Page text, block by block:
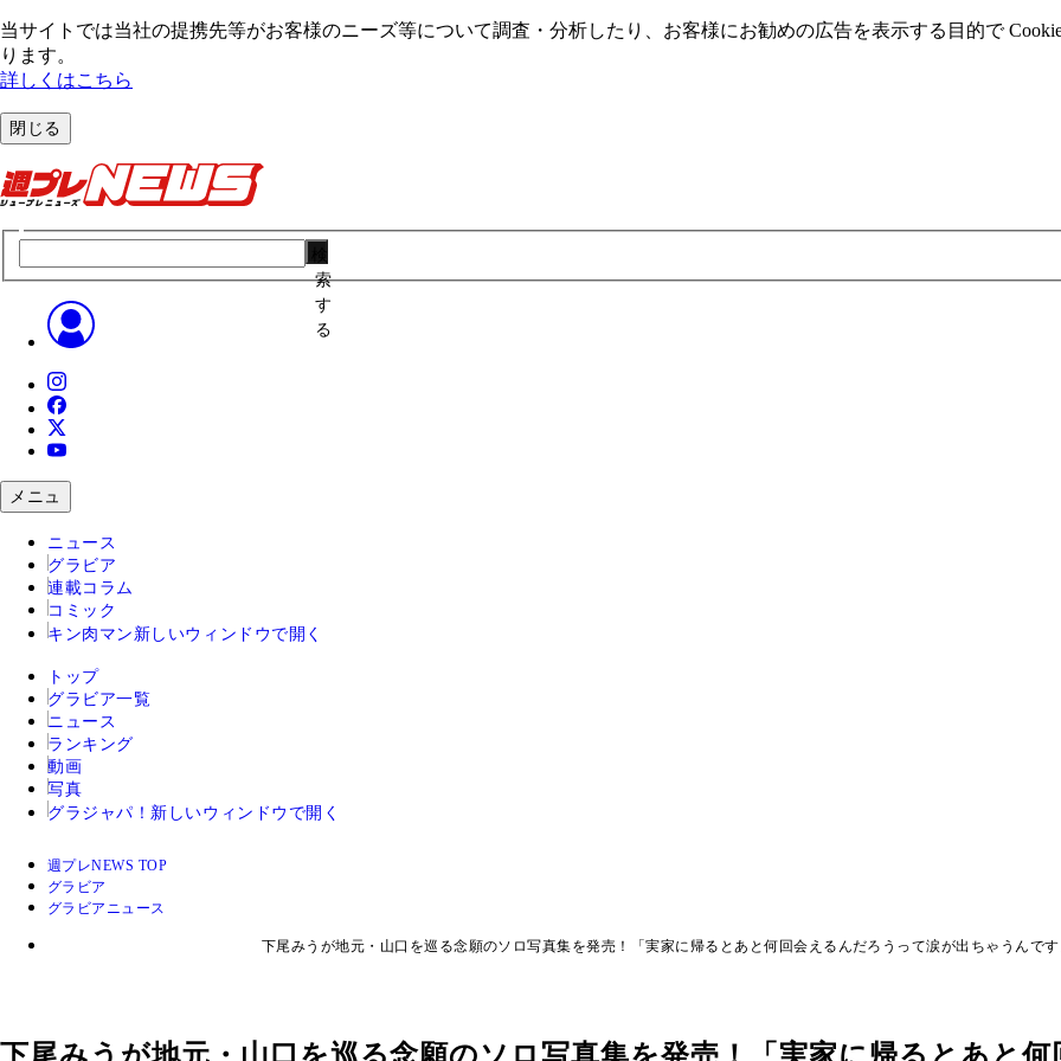
当サイトでは当社の提携先等がお客様のニーズ等について調査・分析したり、お客様にお勧めの広告を表⽰する⽬的で
ります。
詳しくはこちら
閉じる
索
す
る
メニュ
ニュース
グラビア
連載コラム
コミック
キン肉マン 新しいウィンドウで開く
トップ
グラビア一覧
ニュース
ランキング
動画
写真
グラジャパ！ 新しいウィンドウで開く
週プレNEWS TOP
グラビア
グラビアニュース
下尾みうが地元・山口を巡る念願のソロ写真集を発売！「実家に帰るとあと何回会えるんだろうって涙が出ちゃうんです
下尾みうが地元・山口を巡る念願のソロ写真集を発売！「実家に帰るとあと何